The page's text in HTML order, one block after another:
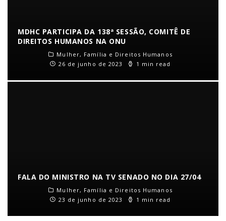
MDHC PARTICIPA DA 138ª SESSÃO, COMITÊ DE
DIREITOS HUMANOS NA ONU
Mulher, Família e Direitos Humanos
26 de junho de 2023
1 min read
FALA DO MINISTRO NA TV SENADO NO DIA 27/04
Mulher, Família e Direitos Humanos
23 de junho de 2023
1 min read